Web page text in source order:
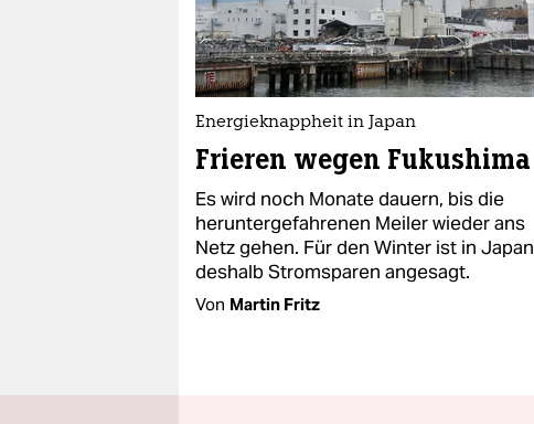
Energieknappheit in Japan
Frieren wegen Fukushima
Es wird noch Monate dauern, bis die
heruntergefahrenen Meiler wieder ans
Netz gehen. Für den Winter ist in Japan
deshalb Stromsparen angesagt.
Von Martin Fritz